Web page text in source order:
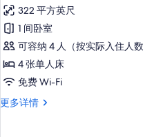
庭
开
间
的
有
322 平方英尺
1 间卧室
可容纳 4 人（按实际入住人数
4 张单人床
免费 Wi-Fi
更多详情
家